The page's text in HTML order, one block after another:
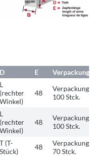
D E
L
(rechter
Winkel)
48
100 Stck.
L
(rechter
Winkel)
48
100 Stck.
T (T-
Stück)
48
70 Stck.